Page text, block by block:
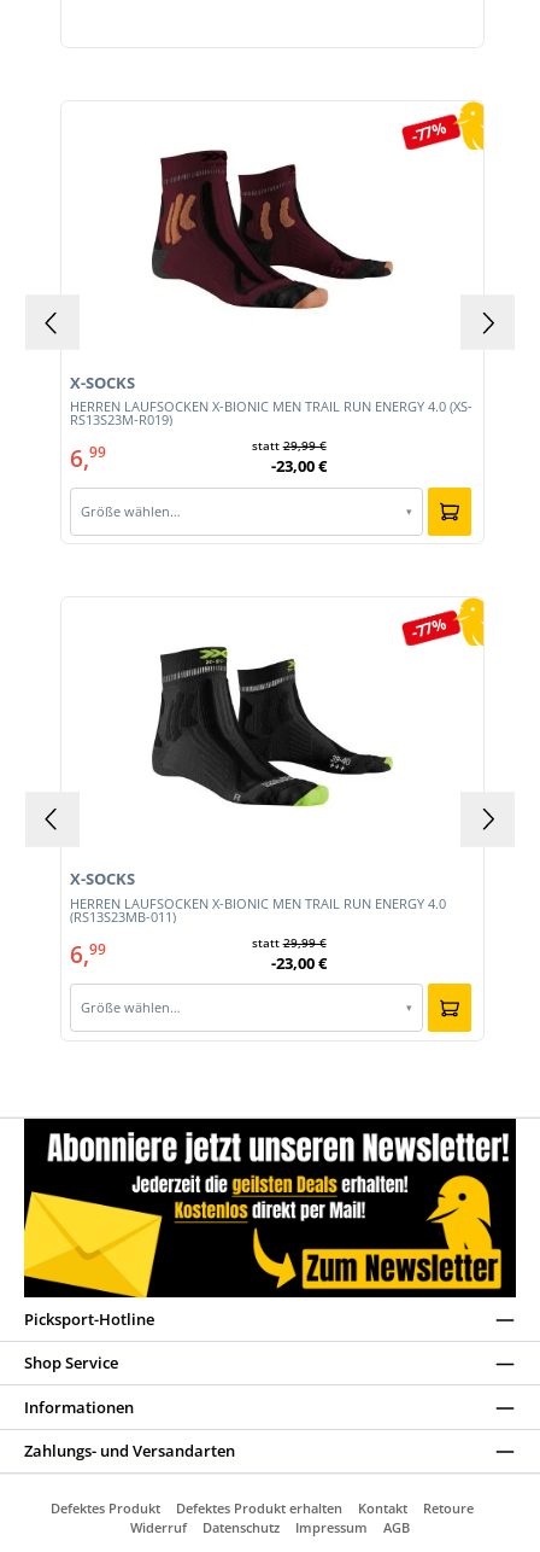
-77%
HERREN LAUFSOCKEN X-BIONIC MEN TRAIL RUN ENERGY 4.0 (XS-
RS13S23M-R019)
X-SOCKS
6,99 statt29,99 €
-23,00 €
Größe wählen… ▾
-77%
HERREN LAUFSOCKEN X-BIONIC MEN TRAIL RUN ENERGY 4.0
(RS13S23MB-011)
X-SOCKS
6,99 statt29,99 €
-23,00 €
Größe wählen… ▾
Picksport-Hotline
Shop Service
Informationen
Zahlungs- und Versandarten
Defektes Produkt Defektes Produkt erhalten Kontakt
Retoure
Widerruf
Datenschutz Impressum AGB